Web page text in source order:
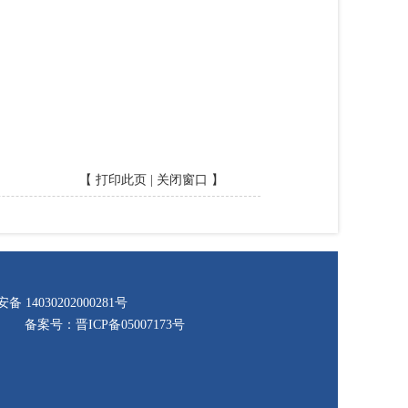
【 打印此页 关闭窗口 】
备 14030202000281号
备案号：晋ICP备05007173号